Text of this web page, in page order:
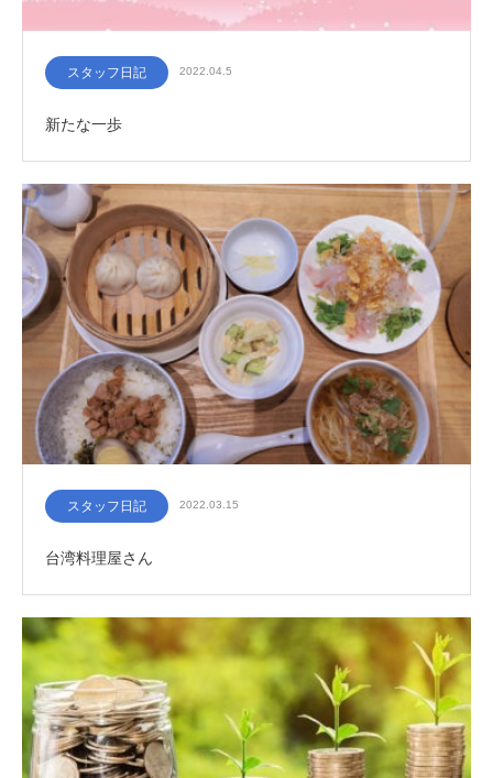
スタッフ日記 2022.04.5
新たな一歩
スタッフ日記 2022.03.15
台湾料理屋さん